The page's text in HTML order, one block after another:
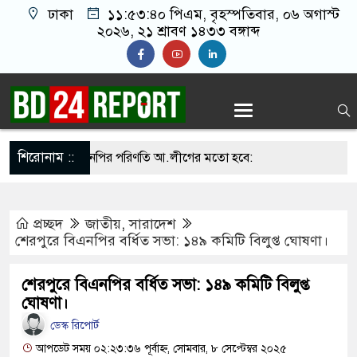
ঢাকা ১১:৫৩:৪১ পিএম, বৃহস্পতিবার, ০৬ অগাস্ট
২০২৬, ২১ শ্রাবণ ১৪৩৩ বঙ্গাব্দ
শিরোনাম ::
সামলালে বিএনপির পরিণতি আ.লীগের মতো হবে:
রাখতে চাচ্ছে না: আসিফ মাহমুদ
না: আমির হামজা
জবাব দিতে হবে প্রধানমন্ত্রীকে: জামায়াত আমির
প্রচ্ছদ জাতীয়,সারাদেশ
শেরপুরে বিএনপির বর্ধিত সভা: ১৪৯ কমিটি বিলুপ্ত ঘোষণা।
শেরপুরে বিএনপির বর্ধিত সভা: ১৪৯ কমিটি বিলুপ্ত
ঘোষণা।
ডেস্ক রিপোর্ট
আপডেট সময় ০২:২৩:৩৬ পূর্বাহ্ন, সোমবার, ৮ সেপ্টেম্বর ২০২৫